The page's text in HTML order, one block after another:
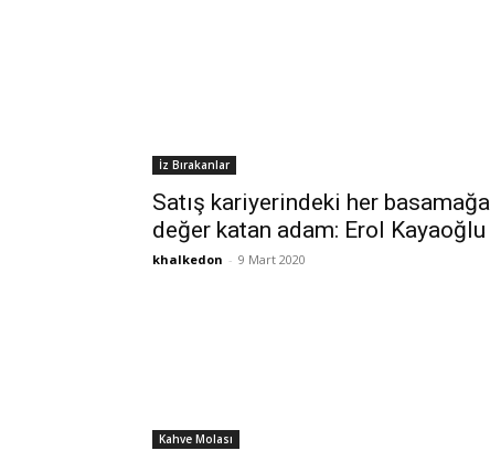
İz Bırakanlar
Satış kariyerindeki her basamağa
değer katan adam: Erol Kayaoğlu
khalkedon - 9 Mart 2020
Kahve Molası